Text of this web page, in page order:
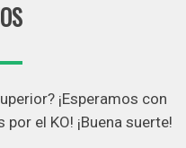
¡Esperamos con
el KO! ¡Buena suerte!